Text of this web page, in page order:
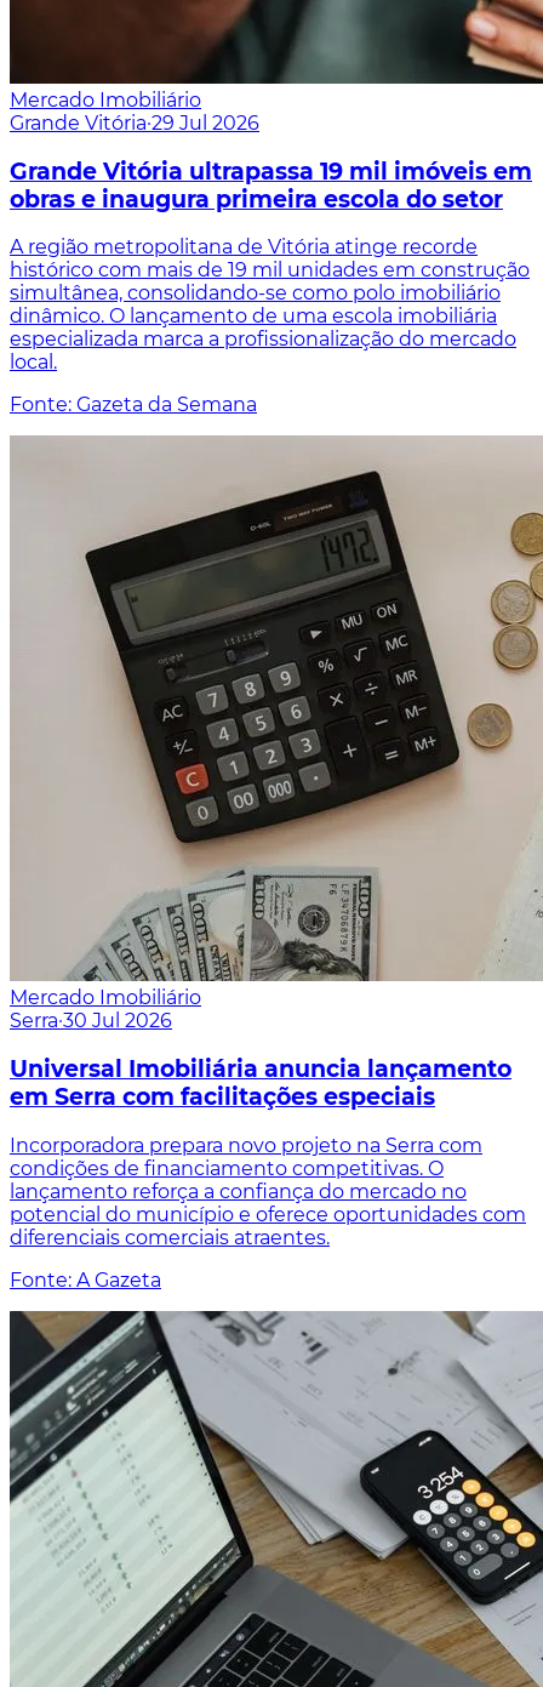
Mercado Imobiliário
Grande Vitória·29 Jul 2026
Grande Vitória ultrapassa 19 mil imóveis em
obras e inaugura primeira escola do setor
A região metropolitana de Vitória atinge recorde
histórico com mais de 19 mil unidades em construção
simultânea, consolidando-se como polo imobiliário
dinâmico. O lançamento de uma escola imobiliária
especializada marca a profissionalização do mercado
local.
Fonte: Gazeta da Semana
Mercado Imobiliário
Serra·30 Jul 2026
Universal Imobiliária anuncia lançamento
em Serra com facilitações especiais
Incorporadora prepara novo projeto na Serra com
condições de financiamento competitivas. O
lançamento reforça a confiança do mercado no
potencial do município e oferece oportunidades com
diferenciais comerciais atraentes.
Fonte: A Gazeta